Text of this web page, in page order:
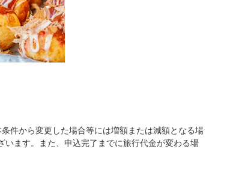
件から変更した場合等には増額または減額となる場
ます。また、申込完了までに旅行代金が変わる場